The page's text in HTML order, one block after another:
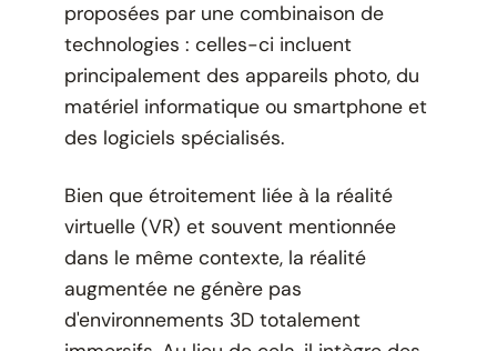
proposées par une combinaison de
technologies : celles-ci incluent
principalement des appareils photo, du
matériel informatique ou smartphone et
des logiciels spécialisés.
Bien que étroitement liée à la réalité
virtuelle (VR) et souvent mentionnée
dans le même contexte, la réalité
augmentée ne génère pas
d'environnements 3D totalement